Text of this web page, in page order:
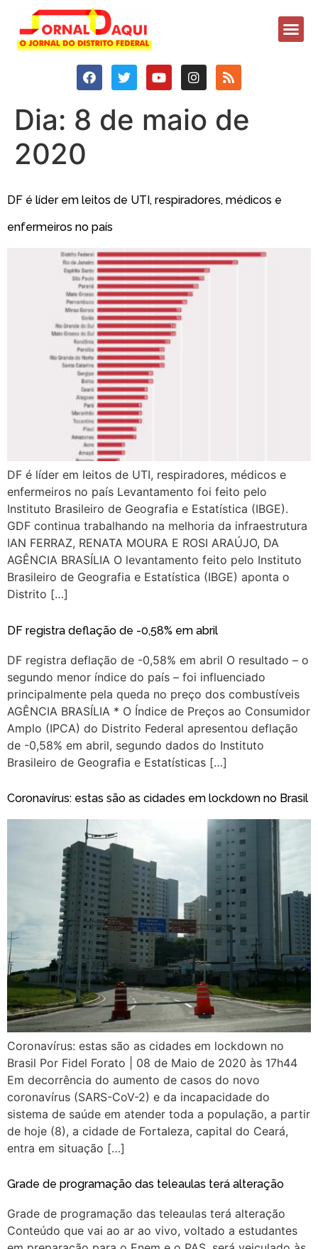
Dia: 8 de maio de
2020
DF é líder em leitos de UTI, respiradores, médicos e
enfermeiros no país
DF é líder em leitos de UTI, respiradores, médicos e
enfermeiros no país Levantamento foi feito pelo
Instituto Brasileiro de Geografia e Estatística (IBGE).
GDF continua trabalhando na melhoria da infraestrutura
IAN FERRAZ, RENATA MOURA E ROSI ARAÚJO, DA
AGÊNCIA BRASÍLIA O levantamento feito pelo Instituto
Brasileiro de Geografia e Estatística (IBGE) aponta o
Distrito […]
DF registra deflação de -0,58% em abril
DF registra deflação de -0,58% em abril O resultado – o
segundo menor índice do país – foi influenciado
principalmente pela queda no preço dos combustíveis
AGÊNCIA BRASÍLIA * O Índice de Preços ao Consumidor
Amplo (IPCA) do Distrito Federal apresentou deflação
de -0,58% em abril, segundo dados do Instituto
Brasileiro de Geografia e Estatísticas […]
Coronavírus: estas são as cidades em lockdown no Brasil
Coronavírus: estas são as cidades em lockdown no
Brasil Por Fidel Forato | 08 de Maio de 2020 às 17h44
Em decorrência do aumento de casos do novo
coronavírus (SARS-CoV-2) e da incapacidade do
sistema de saúde em atender toda a população, a partir
de hoje (8), a cidade de Fortaleza, capital do Ceará,
entra em situação […]
Grade de programação das teleaulas terá alteração
Grade de programação das teleaulas terá alteração
Conteúdo que vai ao ar ao vivo, voltado a estudantes